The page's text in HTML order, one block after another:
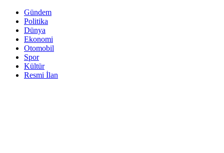
Gündem
Politika
Dünya
Ekonomi
Otomobil
Spor
Kültür
Resmi İlan